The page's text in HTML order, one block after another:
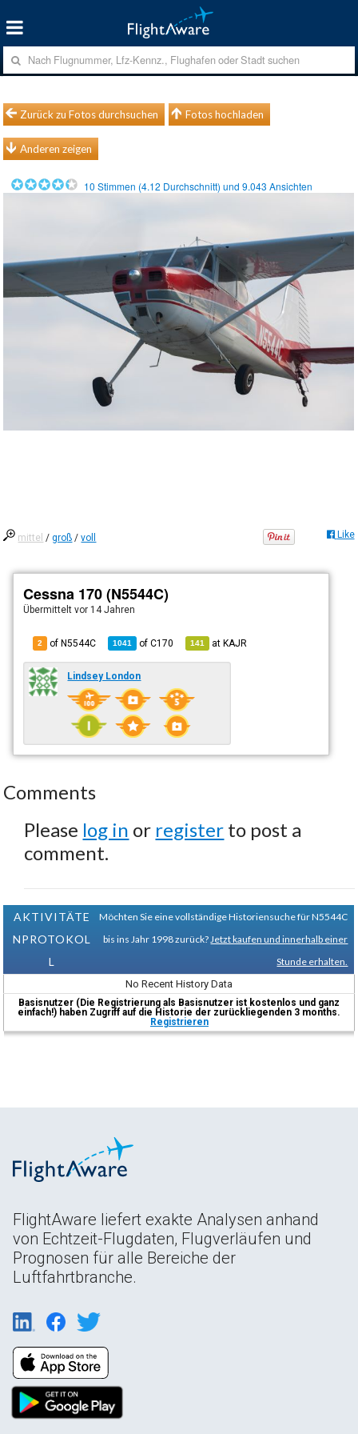
Zurück zu Fotos durchsuchen Fotos hochladen
Anderen zeigen
10 Stimmen (4.12 Durchschnitt) und9.043 Ansichten
mittel /groß /voll Like
Cessna 170 (N5544C)
Übermitteltvor 14 Jahren
2 of N5544C 1041 ofC170 141 atKAJR
Lindsey London
Comments
Please log in or register to post a
comment.
AKTIVITÄTE
NPROTOKOL
L
Möchten Sie eine vollständige Historiensuche für N5544C
bis ins Jahr 1998 zurück? Jetzt kaufen und innerhalb einer
Stunde erhalten.
No Recent History Data
Basisnutzer (Die Registrierung als Basisnutzer ist kostenlos und ganz
einfach!) haben Zugriff auf die Historie der zurückliegenden 3 months.
Registrieren
FlightAware liefert exakte Analysen anhand
von Echtzeit-Flugdaten, Flugverläufen und
Prognosen für alle Bereiche der
Luftfahrtbranche.